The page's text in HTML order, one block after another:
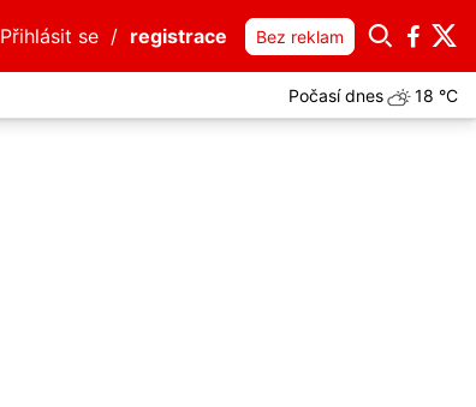
Přihlásit se / registrace Bez reklam
Počasí dnes 18 °C